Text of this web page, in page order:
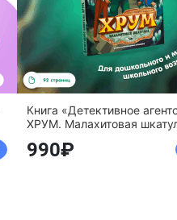
Книга «Детективное
ХРУМ. Малахитовая
990